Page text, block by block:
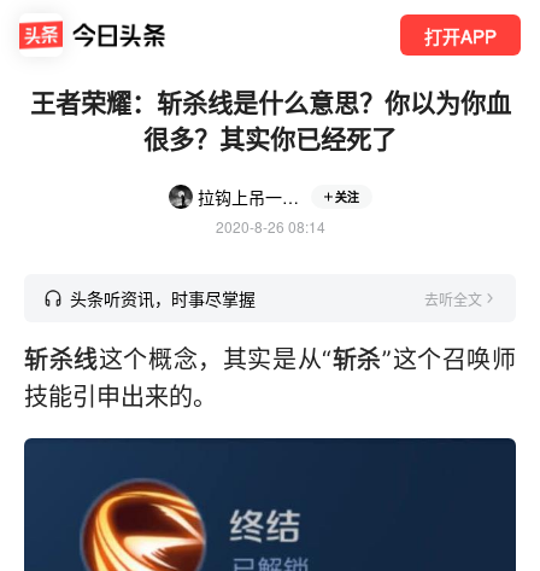
打开APP
王者荣耀：斩杀线是什么意思？你以为你血
很多？其实你已经死了
拉钩上吊一百年不许变 关注
2020-8-26 08:14
头条听资讯，时事尽掌握 去听全文
斩杀线这个概念，其实是从“斩杀”这个召唤师
技能引申出来的。